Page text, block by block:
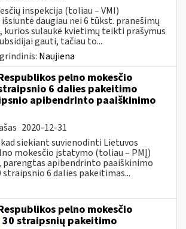
inspekcija (toliau – VMI)
daugiau nei 6 tūkst. pranešimų
sulaukė kvietimų teikti prašymus
gauti, tačiau to...
Naujiena
pelno mokesčio
6 dalies pakeitimo
apibendrinto paaiškinimo
2020-12-31
siekiant suvienodinti Lietuvos
mokesčio įstatymo (toliau – PMĮ)
apibendrinto paaiškinimo
6 dalies pakeitimas...
pelno mokesčio
30 straipsnių pakeitimo